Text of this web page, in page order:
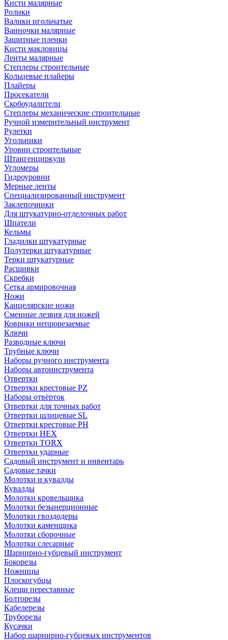
Кисти малярные
Ролики
Валики игольчатые
Ванночки малярные
Защитные пленки
Кисти макловицы
Ленты малярные
Степлеры строительные
Кольцевые плайеры
Плайеры
Просекатели
Скобоудалители
Степлеры механические строительные
Ручной измерительный инструмент
Рулетки
Угольники
Уровни строительные
Штангенциркули
Угломеры
Гидроуровни
Мерные ленты
Специализированный инструмент
Заклепочники
Для штукатурно-отделочных работ
Шпатели
Кельмы
Гладилки штукатурные
Полутерки штукатурные
Терки штукатурные
Расшивки
Скребки
Сетка армировочная
Ножи
Канцелярские ножи
Сменные лезвия для ножей
Коврики непрорезаемые
Ключи
Разводные ключи
Трубные ключи
Наборы ручного инструмента
Наборы автоинструмента
Отвертки
Отвертки крестовые PZ
Наборы отвёрток
Отвертки для точных работ
Отвертки шлицевые SL
Отвертки крестовые PH
Отвертки HEX
Отвертки TORX
Отвертки ударные
Садовый инструмент и инвентарь
Садовые тачки
Молотки и кувалды
Кувалды
Молотки кровельщика
Молотки безынерционные
Молотки гвоздодеры
Молотки каменщика
Молотки сборочные
Молотки слесарные
Шарнирно-губцевый инструмент
Бокорезы
Ножницы
Плоскогубцы
Клещи переставные
Болторезы
Кабелерезы
Труборезы
Кусачки
Набор шарнирно-губцевых инструментов